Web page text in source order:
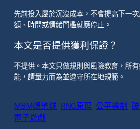
先前投入屬於沉沒成本，不會提高下一
額、時間或情緒門檻就應停止。
本文是否提供獲利保證？
不提供。本文只做規則與風險教育，所
能，請量力而為並遵守所在地規範。
MBM娛樂城 RNG原理 公平機制
電子遊戲